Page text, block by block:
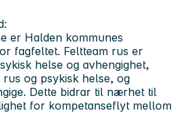
er Halden kommunes
fagfeltet. Feltteam rus er
helse og avhengighet,
og psykisk helse, og
Dette bidrar til nærhet til
for kompetanseflyt mellom